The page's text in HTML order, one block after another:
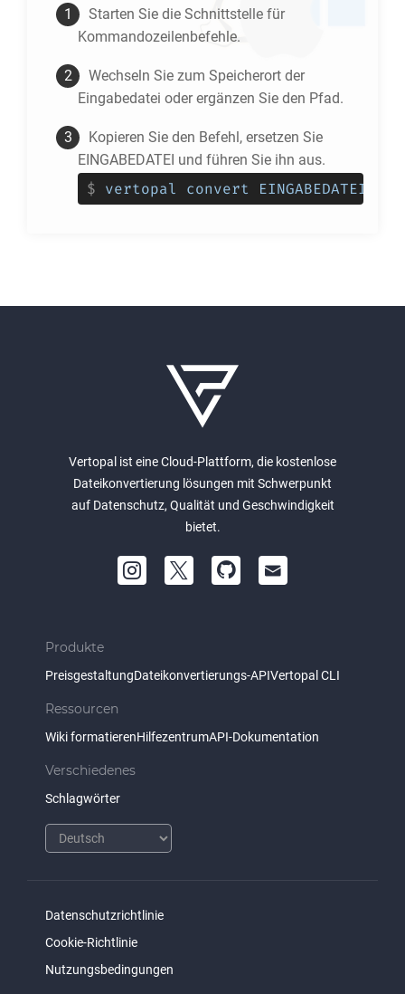
Starten Sie die Schnittstelle für
Kommandozeilenbefehle.
Wechseln Sie zum Speicherort der
Eingabedatei oder ergänzen Sie den Pfad.
Kopieren Sie den Befehl, ersetzen Sie
EINGABEDATEI und führen Sie ihn aus.
$ vertopal convert EINGABEDATEI
Vertopal ist eine Cloud-Plattform, die kostenlose
Dateikonvertierung lösungen mit Schwerpunkt
auf Datenschutz, Qualität und Geschwindigkeit
bietet.
Produkte
PreisgestaltungDateikonvertierungs-APIVertopal CLI
Ressourcen
Wiki formatierenHilfezentrumAPI-Dokumentation
Verschiedenes
Schlagwörter
Datenschutzrichtlinie
Cookie-Richtlinie
Nutzungsbedingungen